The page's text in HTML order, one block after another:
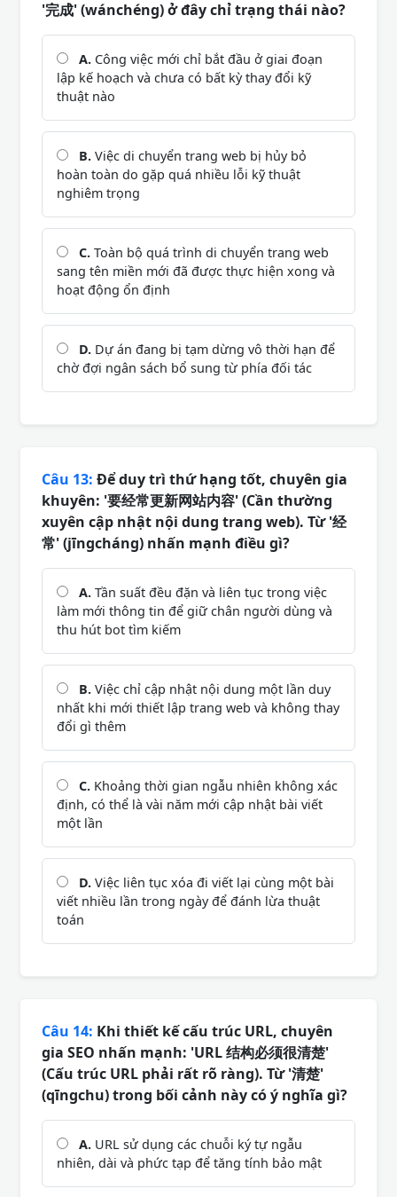
'完成' (wánchéng) ở đây chỉ trạng thái nào?
A. Công việc mới chỉ bắt đầu ở giai đoạn
lập kế hoạch và chưa có bất kỳ thay đổi kỹ
thuật nào
B. Việc di chuyển trang web bị hủy bỏ
hoàn toàn do gặp quá nhiều lỗi kỹ thuật
nghiêm trọng
C. Toàn bộ quá trình di chuyển trang web
sang tên miền mới đã được thực hiện xong và
hoạt động ổn định
D. Dự án đang bị tạm dừng vô thời hạn để
chờ đợi ngân sách bổ sung từ phía đối tác
Câu 13: Để duy trì thứ hạng tốt, chuyên gia
khuyên: '要经常更新网站内容' (Cần thường
xuyên cập nhật nội dung trang web). Từ '经
常' (jīngcháng) nhấn mạnh điều gì?
A. Tần suất đều đặn và liên tục trong việc
làm mới thông tin để giữ chân người dùng và
thu hút bot tìm kiếm
B. Việc chỉ cập nhật nội dung một lần duy
nhất khi mới thiết lập trang web và không thay
đổi gì thêm
C. Khoảng thời gian ngẫu nhiên không xác
định, có thể là vài năm mới cập nhật bài viết
một lần
D. Việc liên tục xóa đi viết lại cùng một bài
viết nhiều lần trong ngày để đánh lừa thuật
toán
Câu 14: Khi thiết kế cấu trúc URL, chuyên
gia SEO nhấn mạnh: 'URL 结构必须很清楚'
(Cấu trúc URL phải rất rõ ràng). Từ '清楚'
(qīngchu) trong bối cảnh này có ý nghĩa gì?
A. URL sử dụng các chuỗi ký tự ngẫu
nhiên, dài và phức tạp để tăng tính bảo mật